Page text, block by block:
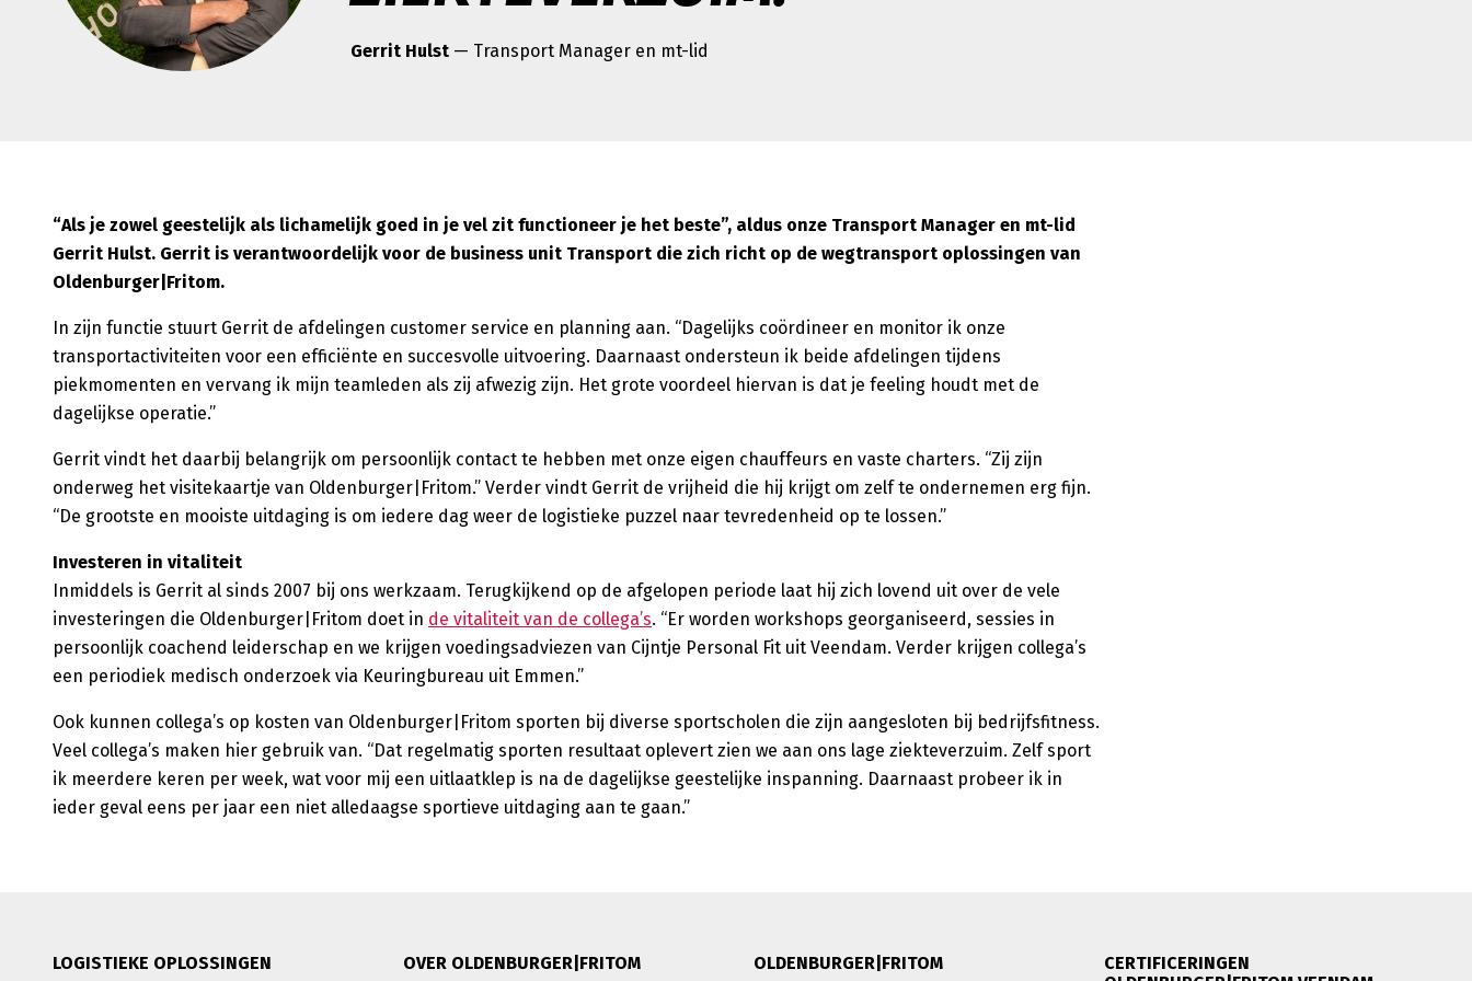
Gerrit Hulst — Transport Manager en mt-lid
“Als je zowel geestelijk als lichamelijk goed in je vel zit functioneer je het beste”, aldus onze Transport Manager en mt-lid
Gerrit Hulst. Gerrit is verantwoordelijk voor de business unit Transport die zich richt op de wegtransport oplossingen van
Oldenburger|Fritom.
In zijn functie stuurt Gerrit de afdelingen customer service en planning aan. “Dagelijks coördineer en monitor ik onze
transportactiviteiten voor een efficiënte en succesvolle uitvoering. Daarnaast ondersteun ik beide afdelingen tijdens
piekmomenten en vervang ik mijn teamleden als zij afwezig zijn. Het grote voordeel hiervan is dat je feeling houdt met de
dagelijkse operatie.”
Gerrit vindt het daarbij belangrijk om persoonlijk contact te hebben met onze eigen chauffeurs en vaste charters. “Zij zijn
onderweg het visitekaartje van Oldenburger|Fritom.” Verder vindt Gerrit de vrijheid die hij krijgt om zelf te ondernemen erg fijn.
“De grootste en mooiste uitdaging is om iedere dag weer de logistieke puzzel naar tevredenheid op te lossen.”
Investeren in vitaliteit
Inmiddels is Gerrit al sinds 2007 bij ons werkzaam. Terugkijkend op de afgelopen periode laat hij zich lovend uit over de vele
investeringen die Oldenburger|Fritom doet in de vitaliteit van de collega’s. “Er worden workshops georganiseerd, sessies in
persoonlijk coachend leiderschap en we krijgen voedingsadviezen van Cijntje Personal Fit uit Veendam. Verder krijgen collega’s
een periodiek medisch onderzoek via Keuringbureau uit Emmen.”
Ook kunnen collega’s op kosten van Oldenburger|Fritom sporten bij diverse sportscholen die zijn aangesloten bij bedrijfsfitness.
Veel collega’s maken hier gebruik van. “Dat regelmatig sporten resultaat oplevert zien we aan ons lage ziekteverzuim. Zelf sport
ik meerdere keren per week, wat voor mij een uitlaatklep is na de dagelijkse geestelijke inspanning. Daarnaast probeer ik in
ieder geval eens per jaar een niet alledaagse sportieve uitdaging aan te gaan.”
LOGISTIEKE OPLOSSINGEN OVER OLDENBURGER|FRITOM OLDENBURGER|FRITOM
CERTIFICERINGEN